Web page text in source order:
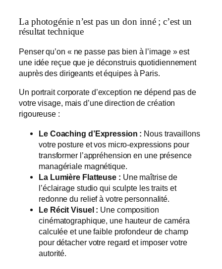
La photogénie n’est pas un don inné ; c’est un
résultat technique
Penser qu’on « ne passe pas bien à l’image » est
une idée reçue que je déconstruis quotidiennement
auprès des dirigeants et équipes à Paris.
Un portrait corporate d’exception ne dépend pas de
votre visage, mais d’une direction de création
rigoureuse :
Le Coaching d’Expression : Nous travaillons
votre posture et vos micro-expressions pour
transformer l’appréhension en une présence
managériale magnétique.
La Lumière Flatteuse : Une maîtrise de
l’éclairage studio qui sculpte les traits et
redonne du relief à votre personnalité.
Le Récit Visuel : Une composition
cinématographique, une hauteur de caméra
calculée et une faible profondeur de champ
pour détacher votre regard et imposer votre
autorité.